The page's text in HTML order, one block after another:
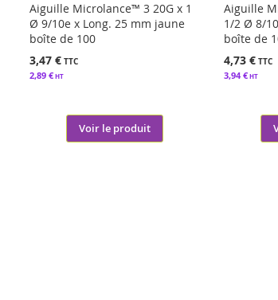
Aiguille Microlance™ 3 20G x 1
Ø 9/10e x Long. 25 mm jaune
boîte de 100
3,47 €
2,89 €
Voir le produit
Aiguille
1/2 Ø 8/
boîte de
4,73 €
3,94 €